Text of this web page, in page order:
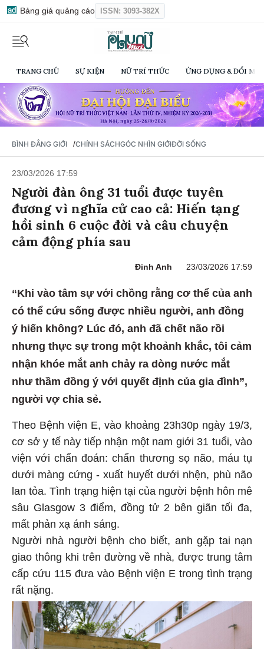
Bảng giá quảng cáo ISSN: 3093-382X
TRANG CHỦ SỰ KIỆN NỮ TRÍ THỨC ỨNG DỤNG & ĐỔI
BÌNH ĐẲNG GIỚI /CHÍNH SÁCHGÓC NHÌN GIỚIĐỜI SỐNG
23/03/2026 17:59
Người đàn ông 31 tuổi được tuyên
đương vì nghĩa cử cao cả: Hiến tạng
hồi sinh 6 cuộc đời và câu chuyện
cảm động phía sau
Đinh Anh 23/03/2026 17:59
“Khi vào tâm sự với chồng rằng cơ thể của anh
có thể cứu sống được nhiều người, anh đồng
ý hiến không? Lúc đó, anh đã chết não rồi
nhưng thực sự trong một khoảnh khắc, tôi cảm
nhận khóe mắt anh chảy ra dòng nước mắt
như thầm đồng ý với quyết định của gia đình”,
người vợ chia sẻ.
Theo Bệnh viện E, vào khoảng 23h30p ngày 19/3,
cơ sở y tế này tiếp nhận một nam giới 31 tuổi, vào
viện với chẩn đoán: chấn thương sọ não, máu tụ
dưới màng cứng - xuất huyết dưới nhện, phù não
lan tỏa. Tình trạng hiện tại của người bệnh hôn mê
sâu Glasgow 3 điểm, đồng tử 2 bên giãn tối đa,
mất phản xạ ánh sáng.
Người nhà người bệnh cho biết, anh gặp tai nạn
giao thông khi trên đường về nhà, được trung tâm
cấp cứu 115 đưa vào Bệnh viện E trong tình trạng
rất nặng.